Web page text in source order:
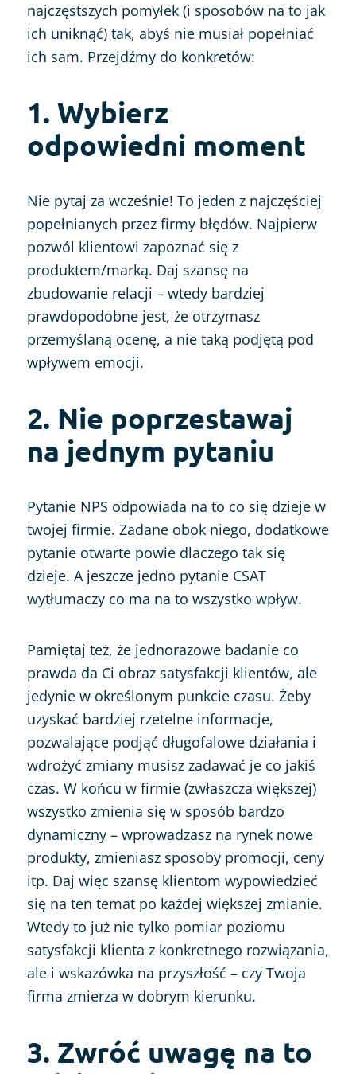
najczęstszych pomyłek (i sposobów na to jak
ich uniknąć) tak, abyś nie musiał popełniać
ich sam. Przejdźmy do konkretów:
1. Wybierz
odpowiedni moment
Nie pytaj za wcześnie! To jeden z najczęściej
popełnianych przez firmy błędów. Najpierw
pozwól klientowi zapoznać się z
produktem/marką. Daj szansę na
zbudowanie relacji – wtedy bardziej
prawdopodobne jest, że otrzymasz
przemyślaną ocenę, a nie taką podjętą pod
wpływem emocji.
2. Nie poprzestawaj
na jednym pytaniu
Pytanie NPS odpowiada na to co się dzieje w
twojej firmie. Zadane obok niego, dodatkowe
pytanie otwarte powie dlaczego tak się
dzieje. A jeszcze jedno pytanie CSAT
wytłumaczy co ma na to wszystko wpływ.
Pamiętaj też, że jednorazowe badanie co
prawda da Ci obraz satysfakcji klientów, ale
jedynie w określonym punkcie czasu. Żeby
uzyskać bardziej rzetelne informacje,
pozwalające podjąć długofalowe działania i
wdrożyć zmiany musisz zadawać je co jakiś
czas. W końcu w firmie (zwłaszcza większej)
wszystko zmienia się w sposób bardzo
dynamiczny – wprowadzasz na rynek nowe
produkty, zmieniasz sposoby promocji, ceny
itp. Daj więc szansę klientom wypowiedzieć
się na ten temat po każdej większej zmianie.
Wtedy to już nie tylko pomiar poziomu
satysfakcji klienta z konkretnego rozwiązania,
ale i wskazówka na przyszłość – czy Twoja
firma zmierza w dobrym kierunku.
3. Zwróć uwagę na to